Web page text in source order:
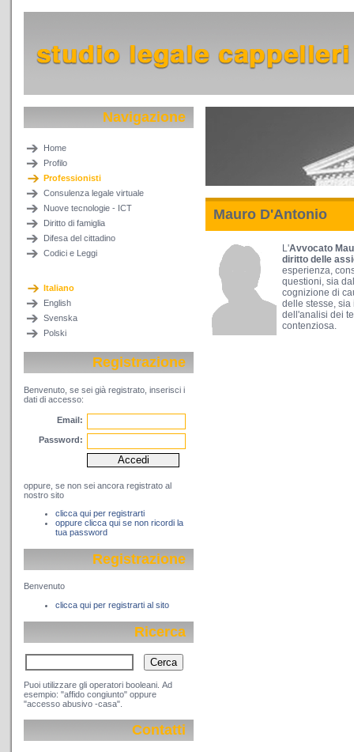
Navigazione
Home
Profilo
Professionisti
Consulenza legale virtuale
Nuove tecnologie - ICT
Diritto di famiglia
Difesa del cittadino
Codici e Leggi
Italiano
English
Svenska
Polski
Registrazione
Benvenuto, se sei già registrato, inserisci i
dati di accesso:
Email:
Password:
oppure, se non sei ancora registrato al
nostro sito
clicca qui per registrarti
oppure clicca qui se non ricordi la
tua password
Registrazione
Benvenuto
clicca qui per registrarti al sito
Ricerca
Puoi utilizzare gli operatori booleani. Ad
esempio: "affido congiunto" oppure
"accesso abusivo -casa".
Contatti
Mauro D'Antonio
L'Avvocato
diritto delle
esperienza,
questioni, sia
cognizione di
delle stesse,
dell'analisi dei
contenziosa.